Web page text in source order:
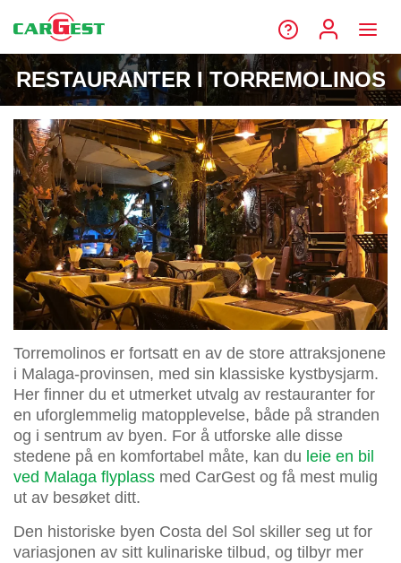
RESTAURANTER I TORREMOLINOS
Torremolinos er fortsatt en av de store attraksjonene
i Malaga-provinsen, med sin klassiske kystbysjarm.
Her finner du et utmerket utvalg av restauranter for
en uforglemmelig matopplevelse, både på stranden
og i sentrum av byen. For å utforske alle disse
stedene på en komfortabel måte, kan du leie en bil
ved Malaga flyplass med CarGest og få mest mulig
ut av besøket ditt.
Den historiske byen Costa del Sol skiller seg ut for
variasjonen av sitt kulinariske tilbud, og tilbyr mer